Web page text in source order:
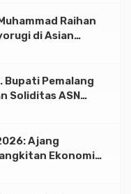
Raihan
di Asian
Open 2026
Bupati Pemalang
Soliditas ASN
Ajang
Ekonomi